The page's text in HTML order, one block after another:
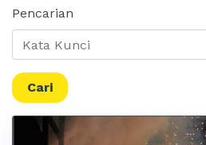
Pencarian
Cari